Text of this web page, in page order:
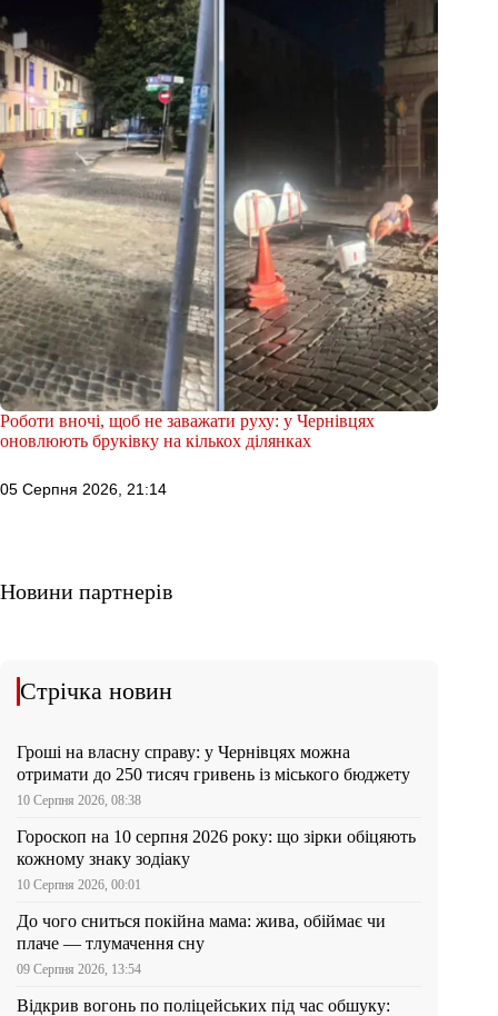
Роботи вночі, щоб не заважати руху: у Чернівцях
оновлюють бруківку на кількох ділянках
05 Серпня 2026, 21:14
Новини партнерів
Стрічка новин
Гроші на власну справу: у Чернівцях можна
отримати до 250 тисяч гривень із міського бюджету
10 Серпня 2026, 08:38
Гороскоп на 10 серпня 2026 року: що зірки обіцяють
кожному знаку зодіаку
10 Серпня 2026, 00:01
До чого сниться покійна мама: жива, обіймає чи
плаче — тлумачення сну
09 Серпня 2026, 13:54
Відкрив вогонь по поліцейських під час обшуку: